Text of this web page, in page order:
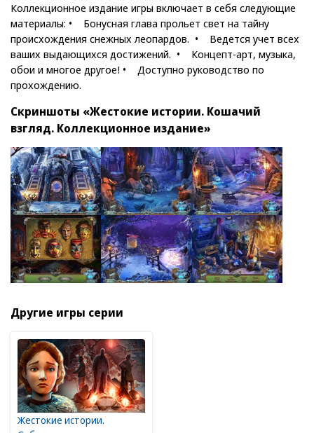
Коллекционное издание игры включает в себя следующие
материалы: • Бонусная глава прольет свет на тайну
происхождения снежных леопардов. • Ведется учет всех
ваших выдающихся достижений. • Концепт-арт, музыка,
обои и многое другое! • Доступно руководство по
прохождению.
Скриншоты «Жестокие истории. Кошачий
взгляд. Коллекционное издание»
Другие игры серии
Жестокие истории.